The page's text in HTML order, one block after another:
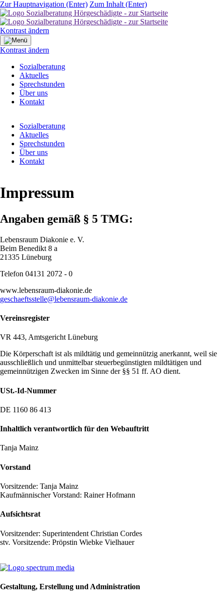
Zur Hauptnavigation (Enter) Zum Inhalt (Enter)
Kontrast ändern
Kontrast ändern
überspringenSozialberatung
Aktuelles
Sprechstunden
Über uns
Kontakt
überspringenSozialberatung
Aktuelles
Sprechstunden
Über uns
Kontakt
Impressum
Angaben gemäß § 5 TMG:
Lebensraum Diakonie e. V.
Beim Benedikt 8 a
21335 Lüneburg
Telefon 04131 2072 - 0
www.lebensraum-diakonie.de
geschaeftsstelle@lebensraum-diakonie.de
Vereinsregister
VR 443, Amtsgericht Lüneburg
Die Körperschaft ist als mildtätig und gemeinnützig anerkannt, weil sie
ausschließlich und unmittelbar steuerbegünstigten mildtätigen und
gemeinnützigen Zwecken im Sinne der §§ 51 ff. AO dient.
USt.-Id-Nummer
DE 1160 86 413
Inhaltlich verantwortlich für den Webauftritt
Tanja Mainz
Vorstand
Vorsitzende: Tanja Mainz
Kaufmännischer Vorstand: Rainer Hofmann
Aufsichtsrat
Vorsitzender: Superintendent Christian Cordes
stv. Vorsitzende: Pröpstin Wiebke Vielhauer
Gestaltung, Erstellung und Administration